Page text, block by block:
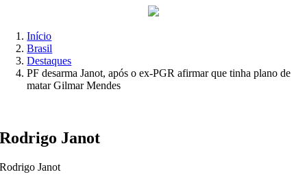
Início
Brasil
Destaques
PF desarma Janot, após o ex-PGR afirmar que tinha plano de
matar Gilmar Mendes
Rodrigo Janot
Rodrigo Janot